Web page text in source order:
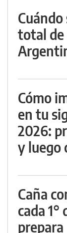
total de
Cómo
en tu
2026:
y luego
Caña
cada
prepara